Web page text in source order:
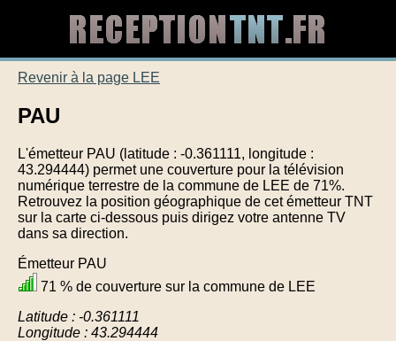
Revenir à la page LEE
PAU
L'émetteur PAU (latitude : -0.361111, longitude :
43.294444) permet une couverture pour la télévision
numérique terrestre de la commune de LEE de 71%.
Retrouvez la position géographique de cet émetteur TNT
sur la carte ci-dessous puis dirigez votre antenne TV
dans sa direction.
Émetteur PAU
71 % de couverture sur la commune de LEE
Latitude : -0.361111
Longitude : 43.294444